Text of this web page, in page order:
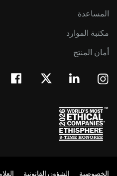
المساعدة
مكتبة الموارد
أمان المنتج
الخصوصية الشؤون القانونية